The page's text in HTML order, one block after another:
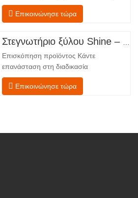
χαλύβδινο πλαίσιο που υποστηρίζει
τέσσερις ενσωματωμένες λειτουργικές
από την τροφοδοσία έως την
εκφόρτωση. Τμήμα Τροφοδοσίας –
Εξοπλισμένο με έναν μεταφορέα
τροφοδοσίας και έναν μηχανισμό
Επικοινώνησε τώρα
Επισκόπηση προϊόντος Κάντε
επανάσταση στη διαδικασία
στεγνώματος του καπλαμά σας με την
προηγμένη τεχνολογία Shenghuai Ο
επεξεργασίας. Σχεδιασμένο για
Επικοινώνησε τώρα